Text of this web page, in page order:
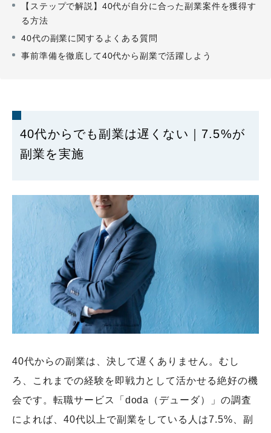
【ステップで解説】40代が自分に合った副業案件を獲得す
る方法
40代の副業に関するよくある質問
事前準備を徹底して40代から副業で活躍しよう
40代からでも副業は遅くない｜7.5%が
副業を実施
40代からの副業は、決して遅くありません。むし
ろ、これまでの経験を即戦力として活かせる絶好の機
会です。転職サービス「doda（デューダ）」の調査
によれば、40代以上で副業をしている人は7.5%、副